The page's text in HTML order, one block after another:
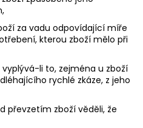
za vadu odpovídající míře
kterou zboží mělo při
vyplývá-li to, zejména u zboží
rychlé zkáze, z jeho
převzetím zboží věděli, že